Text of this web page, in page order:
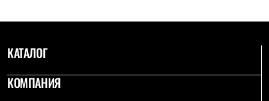
Футболки
Толстовки
Брюки
Термобелье
КАТАЛОГ
КОМПАНИЯ